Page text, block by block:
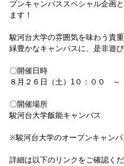
プンキャンパススペシャル企画
ます！
駿河台大学の雰囲気を味わう貴
緑豊かなキャンパスに、是非遊
〇開催日時
８月２６日（土）1０：００ ～
〇開催場所
駿河台大学飯能キャンパス
※駿河台大学のオープンキャンパ
詳細は以下のリンクをご確認くだ